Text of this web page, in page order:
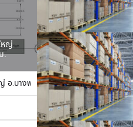
หญ่
.
ญ่ อ.บางพลี จ.สมุทรปราการ 300 ตรม.